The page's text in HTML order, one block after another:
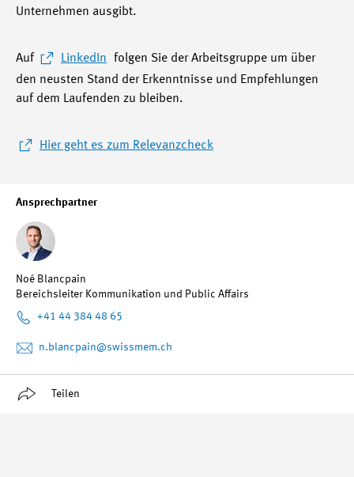
Ansprechpartner
Noé Blancpain
Bereichsleiter Kommunikation und Public Affairs
+41 44 384 48 65
n.blancpain@swissmem.ch
Teilen
Unternehmen ausgibt.
Auf LinkedIn
folgen Sie der Arbeitsgruppe um über
den neusten Stand der Erkenntnisse und Empfehlungen
auf dem Laufenden zu bleiben.
Hier geht es zum Relevanzcheck